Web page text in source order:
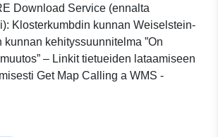
Download Service (ennalta
Klosterkumbdin kunnan Weiselstein-
kunnan kehityssuunnitelma ”On
– Linkit tietueiden lataamiseen
Get Map Calling a WMS -